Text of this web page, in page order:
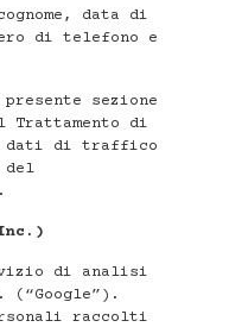
data di
di telefono e
sezione
Trattamento di
i dati di traffico
del
di analisi
(“Google”).
raccolti